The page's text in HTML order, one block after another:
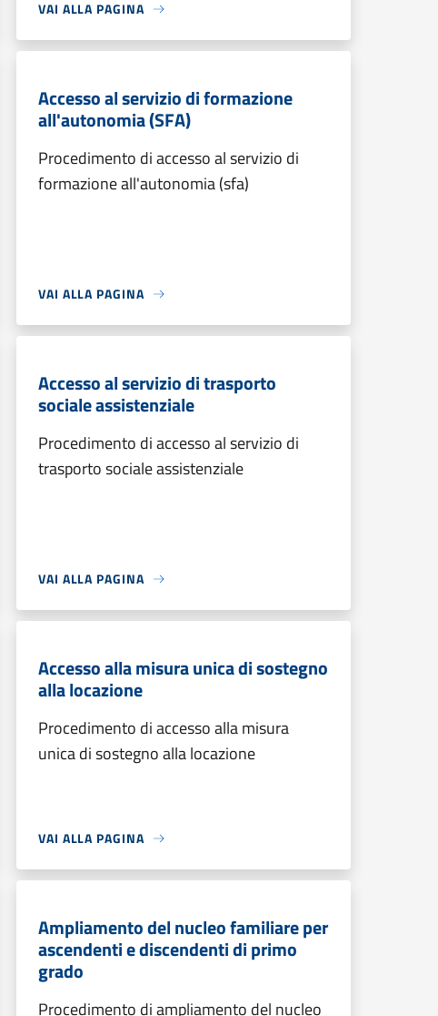
VAI ALLA PAGINA
Accesso al servizio di formazione
all'autonomia (SFA)
Procedimento di accesso al servizio di
formazione all'autonomia (sfa)
VAI ALLA PAGINA
Accesso al servizio di trasporto
sociale assistenziale
Procedimento di accesso al servizio di
trasporto sociale assistenziale
VAI ALLA PAGINA
Accesso alla misura unica di sostegno
alla locazione
Procedimento di accesso alla misura
unica di sostegno alla locazione
VAI ALLA PAGINA
Ampliamento del nucleo familiare per
ascendenti e discendenti di primo
grado
Procedimento di ampliamento del nucleo